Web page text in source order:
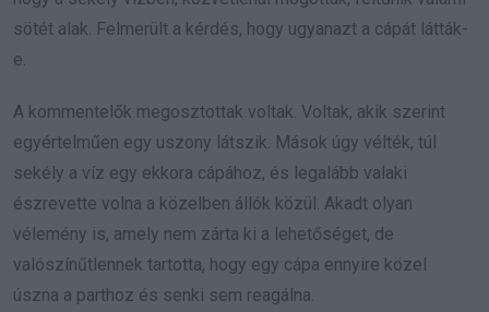
sötét alak. Felmerült a kérdés, hogy ugyanazt a cápát látták-
e.
A kommentelők megosztottak voltak. Voltak, akik szerint
egyértelműen egy uszony látszik. Mások úgy vélték, túl
sekély a víz egy ekkora cápához, és legalább valaki
észrevette volna a közelben állók közül. Akadt olyan
vélemény is, amely nem zárta ki a lehetőséget, de
valószínűtlennek tartotta, hogy egy cápa ennyire közel
úszna a parthoz és senki sem reagálna.